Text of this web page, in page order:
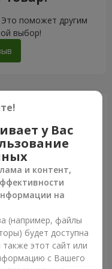
поможет другим
выбор!
у Вас
и контент,
на
(например, файлы
будет доступна
этот сайт или
с Вашего